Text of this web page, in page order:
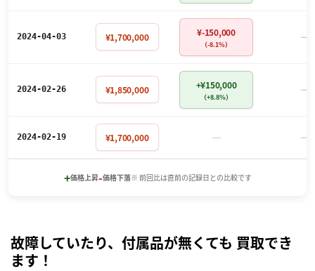
2024-04-03 ¥1,700,000 ¥-150,000
（-8.1%） －
2024-02-26 ¥1,850,000 +¥150,000
（+8.8%） －
2024-02-19 ¥1,700,000 － －
+価格上昇-価格下落※ 前回比は直前の記録日との比較です
故障していたり、付属品が無くても 買取でき
ます！